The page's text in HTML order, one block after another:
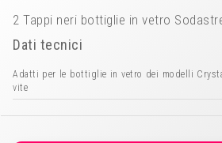
2 Tappi neri bottiglie in vetro
Dati tecnici
Adatti per le bottiglie in vetro dei modelli
vite